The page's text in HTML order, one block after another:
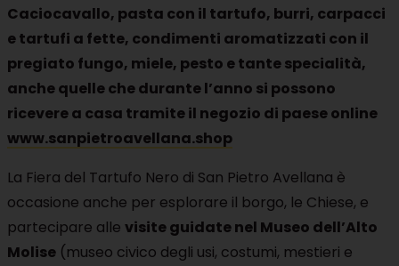
Caciocavallo, pasta con il tartufo, burri, carpacci
e tartufi a fette, condimenti aromatizzati con il
pregiato fungo, miele, pesto e tante specialità,
anche quelle che durante l’anno si possono
ricevere a casa tramiteil negozio di paese online
www.sanpietroavellana.shop
La Fiera del Tartufo Nero di San Pietro Avellana è
occasione anche per esplorare il borgo, le Chiese, e
partecipare alle visite guidate nel Museo dell’Alto
Molise (museo civico degli usi, costumi, mestieri e